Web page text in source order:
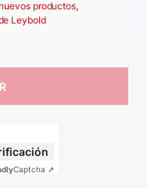
productos,
Leybold
Captcha ⇗